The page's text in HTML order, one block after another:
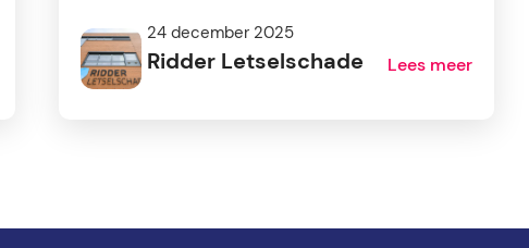
24 december 2025
Ridder Letselschade Lees meer